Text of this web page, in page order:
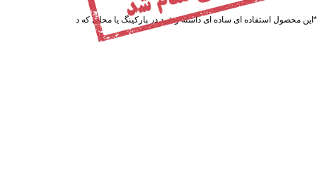
*این محصول استفاده ای ساده ای داشته و فرد در پارکینگ یا محلی که د